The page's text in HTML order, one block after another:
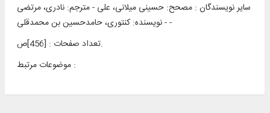
سایر نویسندگان : مصحح: حسینی میلانی، علی - مترجم: نادری، مرتضی
- نویسنده: کنتوری‌، حامدحسین بن محمدقلی -
تعداد صفحات : [456]ص.
موضوعات مرتبط :